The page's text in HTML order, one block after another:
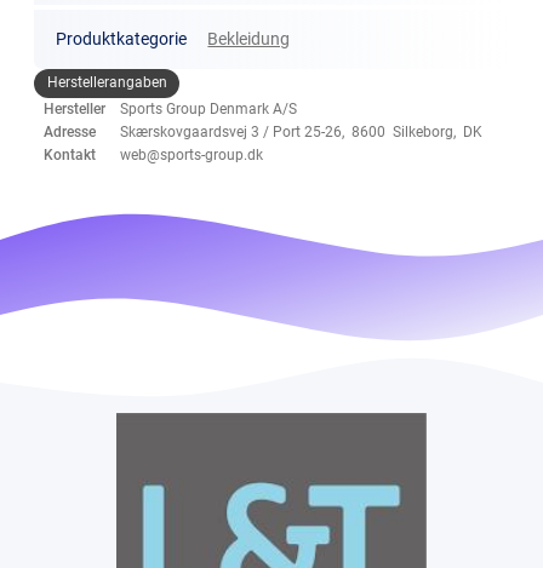
Produktkategorie Bekleidung
Herstellerangaben
Hersteller
Sports Group Denmark A/S
Adresse
Skærskovgaardsvej 3 / Port 25-26, 8600 Silkeborg, DK
Kontakt
web@sports-group.dk